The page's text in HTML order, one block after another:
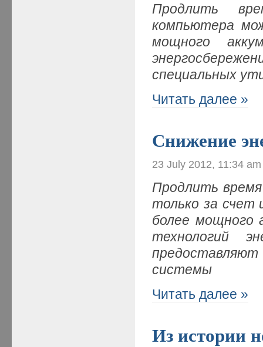
Продлить
компьютера
мощного
специальных
Читать далее »
Снижение
23 July 2012, 11:34 am
Продлить
только за счет
более мощного
технологий
системы
Читать далее »
Из истории